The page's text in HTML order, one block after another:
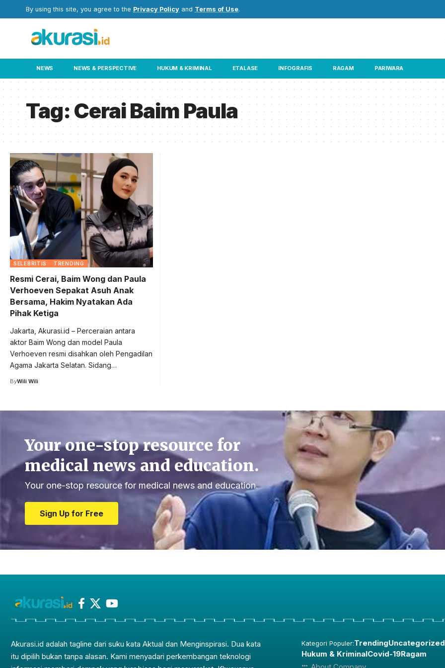
By using this site, you agree to the Privacy Policy and Terms of Use.
NEWS NEWS & PERSPECTIVE HUKUM & KRIMINAL ETALASE INFOGRAFIS RAGAM PARIWARA
Tag:Cerai Baim Paula
SELEBRITIS TRENDING
Resmi Cerai, Baim Wong dan Paula
Verhoeven Sepakat Asuh Anak
Bersama, Hakim Nyatakan Ada
Pihak Ketiga
Jakarta, Akurasi.id – Perceraian antara
aktor Baim Wong dan model Paula
Verhoeven resmi disahkan oleh Pengadilan
Agama Jakarta Selatan. Sidang…
ByWili Wili
Your one-stop resource for
medical news and education.
Your one-stop resource for medical news and education.
Sign Up for Free
Akurasi.id adalah tagline dari suku kata Aktual dan Menginspirasi. Dua kata
itu dipilih bukan tanpa alasan. Kami menyadari perkembangan teknologi
Kategori Populer:TrendingUncategorized
Hukum & KriminalCovid-19Ragam